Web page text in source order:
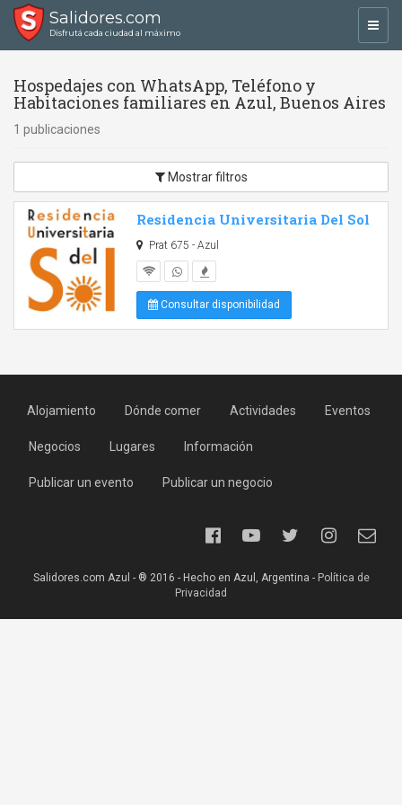
Salidores.com
Disfrutá cada ciudad al máximo
Hospedajes con WhatsApp, Teléfono y
Habitaciones familiares en Azul, Buenos Aires
1 publicaciones
Mostrar filtros
Residencia Universitaria Del Sol
Prat 675 - Azul
Consultar disponibilidad
Alojamiento Dónde comer Actividades Eventos
Negocios Lugares Información
Publicar un evento Publicar un negocio
Salidores.com Azul - ® 2016 - Hecho en Azul, Argentina - Política de
Privacidad